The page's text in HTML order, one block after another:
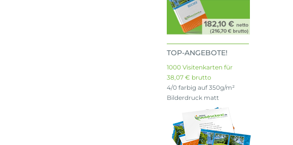
TOP-ANGEBOTE!
1000 Visitenkarten für
38,07 € brutto
4/0 farbig auf 350g/m²
Bilderdruck matt